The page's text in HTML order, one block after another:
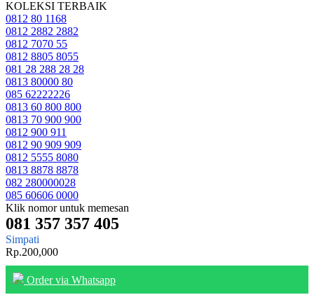
KOLEKSI TERBAIK
0812 80 1168
0812 2882 2882
0812 7070 55
0812 8805 8055
081 28 288 28 28
0813 80000 80
085 62222226
0813 60 800 800
0813 70 900 900
0812 900 911
0812 90 909 909
0812 5555 8080
0813 8878 8878
082 280000028
085 60606 0000
Klik nomor untuk memesan
081 357 357 405
Simpati
Rp.200,000
Order via Whatsapp